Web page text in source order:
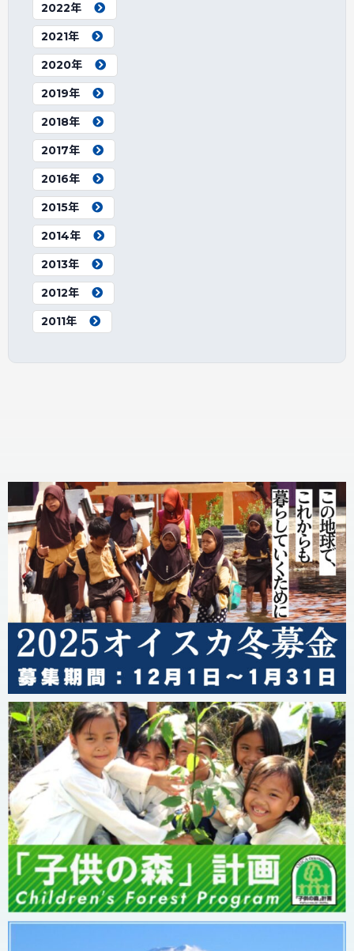
2022年
2021年
2020年
2019年
2018年
2017年
2016年
2015年
2014年
2013年
2012年
2011年